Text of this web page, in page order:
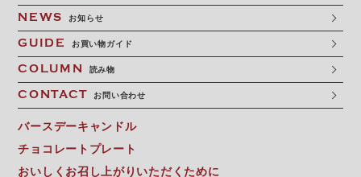
NEWS お知らせ
GUIDE お買い物ガイド
COLUMN 読み物
CONTACT お問い合わせ
バースデーキャンドル
チョコレートプレート
おいしくお召し上がりいただくために